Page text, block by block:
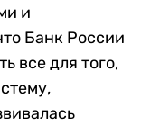
и
Банк России
все для того,